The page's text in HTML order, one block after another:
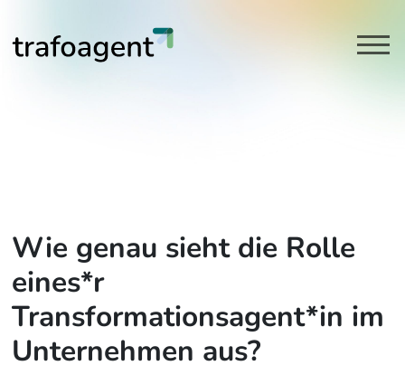
Wie genau sieht die Rolle
eines*r
Transformationsagent*in im
Unternehmen aus?